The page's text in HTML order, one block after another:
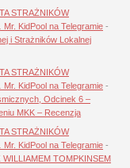
STRAŻNIKÓW
KidPool na Telegramie -
i Strażników Lokalnej
STRAŻNIKÓW
KidPool na Telegramie -
Odcinek 6 –
MKK – Recenzja
STRAŻNIKÓW
KidPool na Telegramie -
TOMPKINSEM